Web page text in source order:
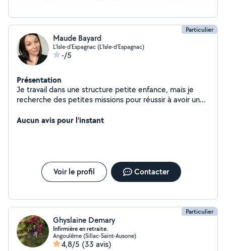
Particulier
Maude Bayard
L'Isle-d'Espagnac (L'Isle-d'Espagnac)
-/5
Présentation
Je travail dans une structure petite enfance, mais je
recherche des petites missions pour réussir à avoir un
grâce à mes diplômes ainsi qu'à mes différents emplois.
l'accompagnement des enfants. J'adore les animaux et
je me ferai un plaisir de m'occuper de vos loulous si
Aucun avis pour l'instant
Voir le profil Contacter
Particulier
Ghyslaine Demary
Infirmière en retraite.
Angoulême (Sillac-Saint-Ausone)
4,8/5 (33 avis)